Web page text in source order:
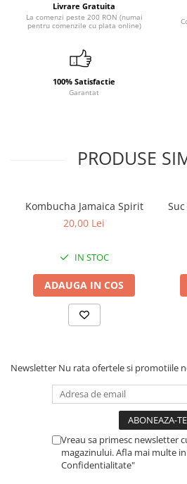
Livrare Gratuita
La comenzi peste 200 RON (numai
pentru comenzile cu plata online)
100% Satisfactie
Garantat
PRODUSE
Kombucha Jamaica Spirit
20,00 Lei
IN STOC
ADAUGA IN COS
Newsletter Nu rata ofertele si promotiile
Vreau sa primesc newsletter
magazinului. Afla mai multe
Confidentialitate"